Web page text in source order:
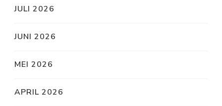
JULI 2026
JUNI 2026
MEI 2026
APRIL 2026